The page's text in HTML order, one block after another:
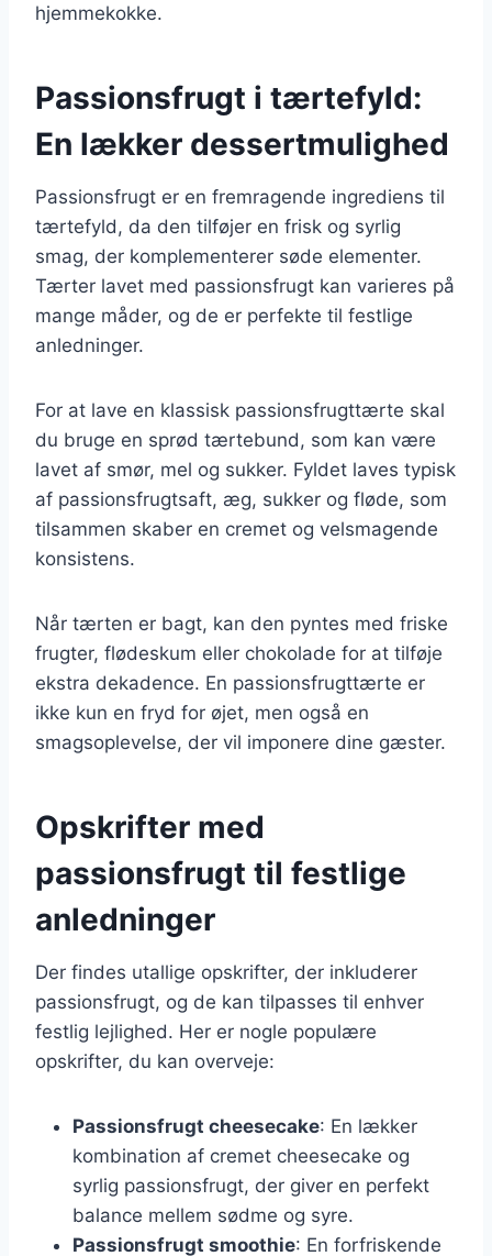
hjemmekokke.
Passionsfrugt i tærtefyld:
En lækker dessertmulighed
Passionsfrugt er en fremragende ingrediens til
tærtefyld, da den tilføjer en frisk og syrlig
smag, der komplementerer søde elementer.
Tærter lavet med passionsfrugt kan varieres på
mange måder, og de er perfekte til festlige
anledninger.
For at lave en klassisk passionsfrugttærte skal
du bruge en sprød tærtebund, som kan være
lavet af smør, mel og sukker. Fyldet laves typisk
af passionsfrugtsaft, æg, sukker og fløde, som
tilsammen skaber en cremet og velsmagende
konsistens.
Når tærten er bagt, kan den pyntes med friske
frugter, flødeskum eller chokolade for at tilføje
ekstra dekadence. En passionsfrugttærte er
ikke kun en fryd for øjet, men også en
smagsoplevelse, der vil imponere dine gæster.
Opskrifter med
passionsfrugt til festlige
anledninger
Der findes utallige opskrifter, der inkluderer
passionsfrugt, og de kan tilpasses til enhver
festlig lejlighed. Her er nogle populære
opskrifter, du kan overveje:
Passionsfrugt cheesecake: En lækker
kombination af cremet cheesecake og
syrlig passionsfrugt, der giver en perfekt
balance mellem sødme og syre.
Passionsfrugt smoothie: En forfriskende